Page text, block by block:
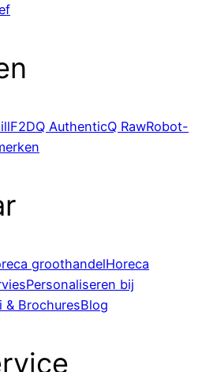
F2DQ AuthenticQ RawRobot-
groothandelHoreca
Personaliseren bij
& BrochuresBlog